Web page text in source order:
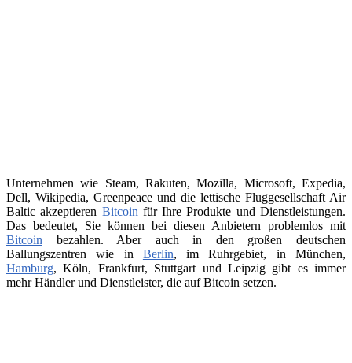
Unternehmen wie Steam, Rakuten, Mozilla, Microsoft, Expedia,
Dell, Wikipedia, Greenpeace und die lettische Fluggesellschaft Air
Baltic akzeptieren Bitcoin für Ihre Produkte und Dienstleistungen.
Das bedeutet, Sie können bei diesen Anbietern problemlos mit
Bitcoin bezahlen. Aber auch in den großen deutschen
Ballungszentren wie in Berlin, im Ruhrgebiet, in München,
Hamburg, Köln, Frankfurt, Stuttgart und Leipzig gibt es immer
mehr Händler und Dienstleister, die auf Bitcoin setzen.